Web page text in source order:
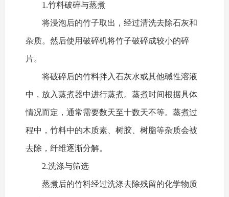
1.竹料破碎与蒸煮
将浸泡后的竹子取出，经过清洗去除石灰和
杂质。然后使用破碎机将竹子破碎成较小的碎
片。
将破碎后的竹料拌入石灰水或其他碱性溶液
中，放入蒸煮器中进行蒸煮。蒸煮时间根据具体
情况而定，通常需要数天至十数天不等。蒸煮过
程中，竹料中的木质素、树胶、树脂等杂质会被
去除，纤维逐渐分解。
2.洗涤与筛选
蒸煮后的竹料经过洗涤去除残留的化学物质